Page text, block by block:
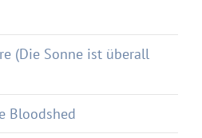
(Die Sonne ist überall
Bloodshed